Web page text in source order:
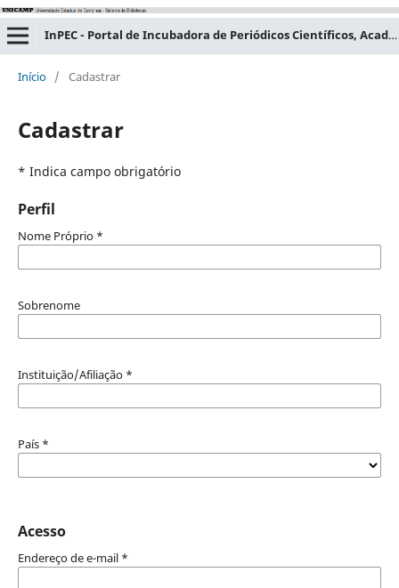
InPEC - Portal de Incubadora de Periódicos Científicos, Acadêmicos e Educacionais
Início / Cadastrar
Cadastrar
* Indica campo obrigatório
Perfil
Nome Próprio *
Sobrenome
Instituição/Afiliação *
País *
Acesso
Endereço de e-mail *